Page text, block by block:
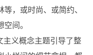
，或时尚、或简约、
间。
义概念主题引导了整